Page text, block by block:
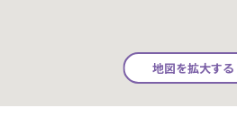
地図を拡大する